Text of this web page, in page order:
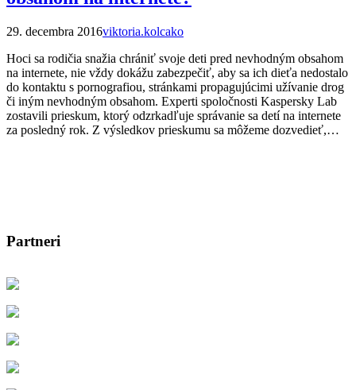
29. decembra 2016viktoria.kolcako
Hoci sa rodičia snažia chrániť svoje deti pred nevhodným obsahom
na internete, nie vždy dokážu zabezpečiť, aby sa ich dieťa nedostalo
do kontaktu s pornografiou, stránkami propagujúcimi užívanie drog
či iným nevhodným obsahom. Experti spoločnosti Kaspersky Lab
zostavili prieskum, ktorý odzrkadľuje správanie sa detí na internete
za posledný rok. Z výsledkov prieskumu sa môžeme dozvedieť,…
Partneri